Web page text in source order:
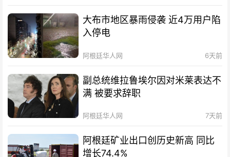
大布市地区暴雨侵袭 近4万用户陷
入停电
阿根廷华人网 6天前
副总统维拉鲁埃尔因对米莱表达不
满 被要求辞职
阿根廷华人网 7天前
阿根廷矿业出口创历史新高 同比
增长74.4%